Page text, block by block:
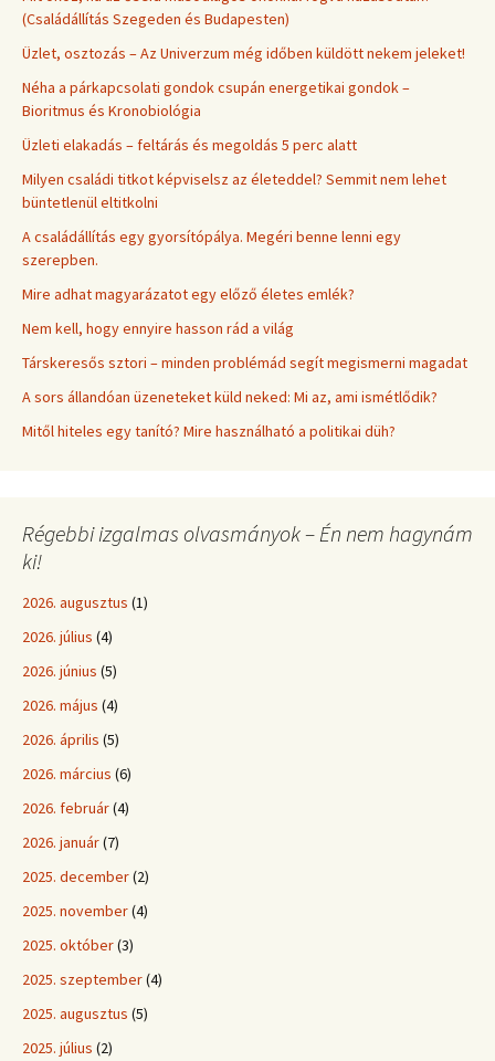
(Családállítás Szegeden és Budapesten)
Üzlet, osztozás – Az Univerzum még időben küldött nekem jeleket!
Néha a párkapcsolati gondok csupán energetikai gondok –
Bioritmus és Kronobiológia
Üzleti elakadás – feltárás és megoldás 5 perc alatt
Milyen családi titkot képviselsz az életeddel? Semmit nem lehet
büntetlenül eltitkolni
A családállítás egy gyorsítópálya. Megéri benne lenni egy
szerepben.
Mire adhat magyarázatot egy előző életes emlék?
Nem kell, hogy ennyire hasson rád a világ
Társkeresős sztori – minden problémád segít megismerni magadat
A sors állandóan üzeneteket küld neked: Mi az, ami ismétlődik?
Mitől hiteles egy tanító? Mire használható a politikai düh?
Régebbi izgalmas olvasmányok – Én nem hagynám
ki!
2026. augusztus (1)
2026. július (4)
2026. június (5)
2026. május (4)
2026. április (5)
2026. március (6)
2026. február(4)
2026. január(7)
2025. december(2)
2025. november(4)
2025. október(3)
2025. szeptember(4)
2025. augusztus (5)
2025. július (2)